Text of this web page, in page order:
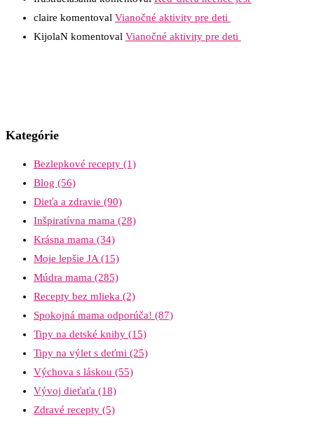
claire komentoval Vianočné aktivity pre deti
KijolaN komentoval Vianočné aktivity pre deti
Kategórie
Bezlepkové recepty (1)
Blog (56)
Dieťa a zdravie (90)
Inšpiratívna mama (28)
Krásna mama (34)
Moje lepšie JA (15)
Múdra mama (285)
Recepty bez mlieka (2)
Spokojná mama odporúča! (87)
Tipy na detské knihy (15)
Tipy na výlet s deťmi (25)
Výchova s láskou (55)
Vývoj dieťaťa (18)
Zdravé recepty (5)